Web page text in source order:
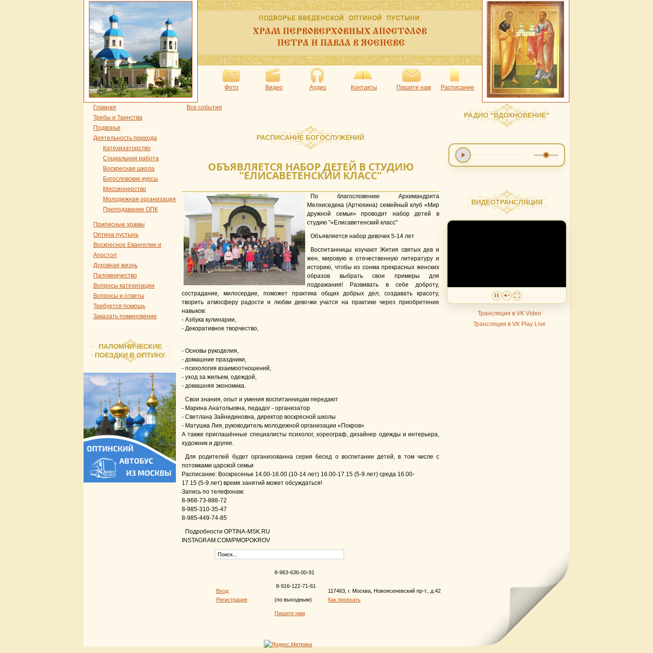
Фото Видео Аудио Контакты Пишите нам Расписание
Главная
Требы и Таинства
Подворье
Деятельность прихода
Катехизаторство
Социальная работа
Воскресная школа
Богословские курсы
Миссионерство
Молодежная организация
Преподавание ОПК
Приписные храмы
Оптина пустынь
Воскресное Евангелие и
Апостол
Духовная жизнь
Паломничество
Вопросы катехизации
Вопросы и ответы
Требуется помощь
Заказать поминовение
ПАЛОМНИЧЕСКИЕ
ПОЕЗДКИ В ОПТИНУ.
Все события
РАСПИСАНИЕ БОГОСЛУЖЕНИЙ
ОБЪЯВЛЯЕТСЯ НАБОР ДЕТЕЙ В СТУДИЮ
"ЕЛИСАВЕТЕНСКИЙ КЛАСС"
По благословению Архимандрита
Мелхиседека (Артюхина) семейный клуб «Мир
дружной семьи» проводит набор детей в
студию "«Елисаветенский класс"
Объявляется набор девочек 5-14 лет
Воспитанницы изучают Жития святых дев и
жен, мировую и отечественную литературу и
историю, чтобы из сонма прекрасных женских
образов выбрать свои примеры для
подражания! Развивать в себе доброту,
сострадание, милосердие, поможет практика общих добрых дел; создавать красоту,
творить атмосферу радости и любви девочки учатся на практике через приобретение
навыков:
- Азбука кулинарии,
- Декоративное творчество,
- Основы рукоделия,
- домашние праздники,
- психология взаимоотношений,
- уход за жильем, одеждой,
- домашняя экономика.
Свои знания, опыт и умения воспитанницам передают
- Марина Анатольевна, педадог - организатор
- Светлана Зайнидиновна, директор воскресной школы
- Матушка Лия, руководитель молодежной организации «Покров»
А также приглашённые специалисты психолог, хореограф, дизайнер одежды и интерьера,
художник и другие.
Для родителей будет организованна серия бесед о воспитании детей, в том числе с
потомками царской семьи
Расписание: Воскресенье 14.00-16.00 (10-14 лет) 16.00-17.15 (5-9 лет) среда 16.00-
17.15 (5-9 лет) время занятий может обсуждаться!
Запись по телефонам:
8-968-73-888-72
8-985-310-35-47
8-985-449-74-85
Подробности OPTINA-MSK.RU
INSTAGRAM.COM/PMOPOKROV
РАДИО "ВДОХНОВЕНИЕ"
ВИДЕОТРАНСЛЯЦИЯ
Трансляция в VK Video
Трансляция в VK Play Live
Вход
Регистрация
8-963-636-00-91
8-916-122-71-61
(по выходным)
Пишите нам
117463, г. Москва, Новоясеневский пр-т., д.42
Как проехать